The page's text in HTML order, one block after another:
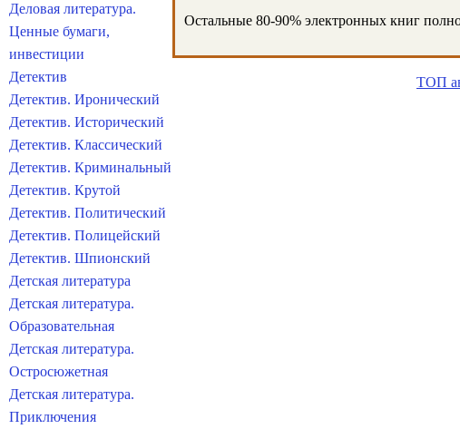
Остальные 80-90% электронных книг
ТОП
Деловая литература.
Ценные бумаги,
инвестиции
Детектив
Детектив. Иронический
Детектив. Исторический
Детектив. Классический
Детектив. Криминальный
Детектив. Крутой
Детектив. Политический
Детектив. Полицейский
Детектив. Шпионский
Детская литература
Детская литература.
Образовательная
Детская литература.
Остросюжетная
Детская литература.
Приключения